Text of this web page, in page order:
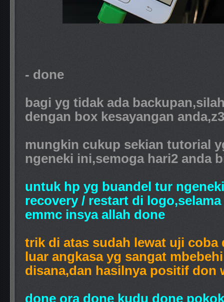
- done
bagi yg tidak ada
dengan box kesayangan
mungkin cukup sekian tutorial
ngeneki ini,semoga hari2 anda
untuk hp yg buandel tur
recovery / restart di
emmc insya allah done
trik di atas sudah lewat uji coba
luar angkasa yg sangat
disana,dan hasilnya positif don
done ora done kudu done